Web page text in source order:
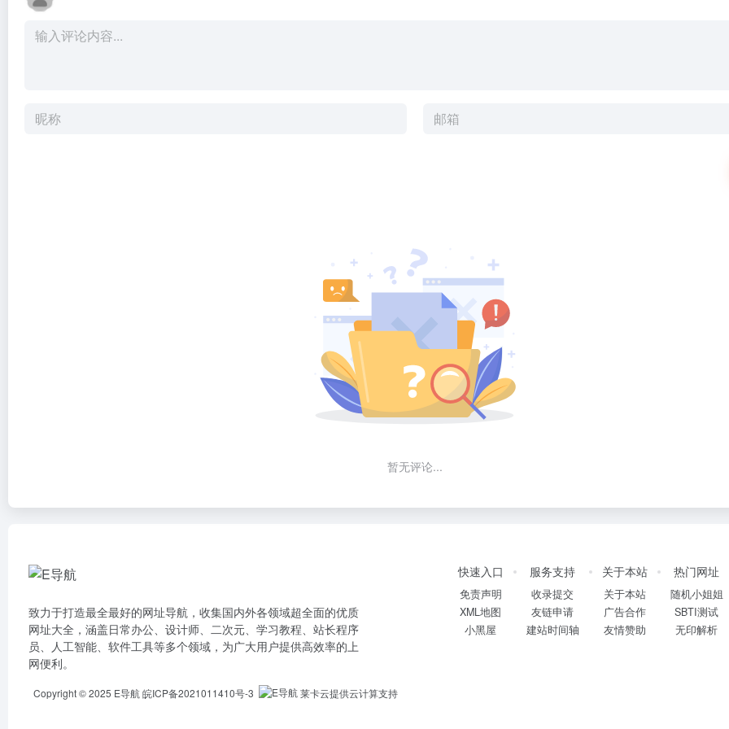
暂无评论...
致力于打造最全最好的网址导航，收集国内外各领域超全面的优质
网址大全，涵盖日常办公、设计师、二次元、学习教程、站长程序
员、人工智能、软件工具等多个领域，为广大用户提供高效率的上
网便利。
快速入口
免责声明
XML地图
小黑屋
服务支持
收录提交
友链申请
建站时间轴
关于本站
关于本站
广告合作
友情赞助
热门网址
随机小姐姐
SBTI测试
无印解析
Copyright © 2025 E导航皖ICP备2021011410号-3 莱卡云提供云计算支持